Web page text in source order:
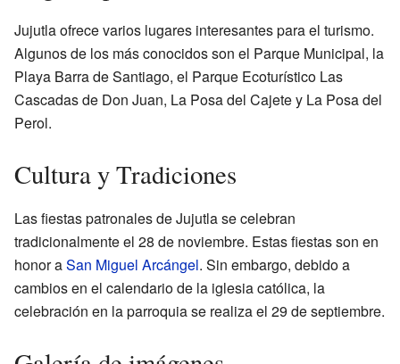
Jujutla ofrece varios lugares interesantes para el turismo.
Algunos de los más conocidos son el Parque Municipal, la
Playa Barra de Santiago, el Parque Ecoturístico Las
Cascadas de Don Juan, La Posa del Cajete y La Posa del
Perol.
Cultura y Tradiciones
Las fiestas patronales de Jujutla se celebran
tradicionalmente el 28 de noviembre. Estas fiestas son en
honor aSan Miguel Arcángel. Sin embargo, debido a
cambios en el calendario de la iglesia católica, la
celebración en la parroquia se realiza el 29 de septiembre.